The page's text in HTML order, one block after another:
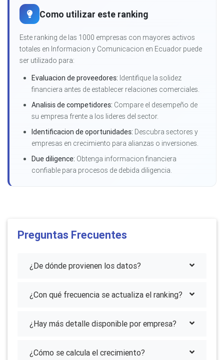
Como utilizar este ranking
Este ranking de las 1000 empresas con mayores activos
totales en Informacion y Comunicacion en Ecuador puede
ser utilizado para:
Evaluacion de proveedores: Identifique la solidez
financiera antes de establecer relaciones comerciales.
Analisis de competidores: Compare el desempeño de
su empresa frente a los lideres del sector.
Identificacion de oportunidades: Descubra sectores y
empresas en crecimiento para alianzas o inversiones.
Due diligence: Obtenga informacion financiera
confiable para procesos de debida diligencia.
Preguntas Frecuentes
¿De dónde provienen los datos?
¿Con qué frecuencia se actualiza el ranking?
¿Hay más detalle disponible por empresa?
¿Cómo se calcula el crecimiento?